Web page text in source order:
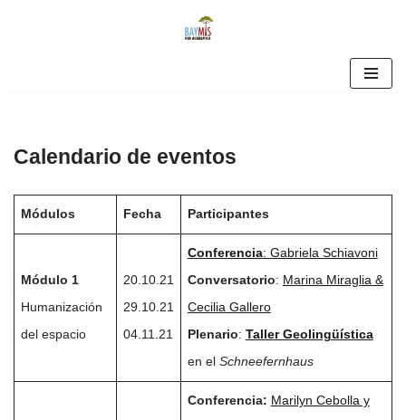
Calendario de eventos
Módulos Fecha Participantes
Módulo 1
Humanización
del espacio
20.10.21
29.10.21
04.11.21
Conferencia: Gabriela Schiavoni
Conversatorio: Marina Miraglia &
Cecilia Gallero
Plenario: Taller Geolingüística
en el Schneefernhaus
Conferencia: Marilyn Cebolla y